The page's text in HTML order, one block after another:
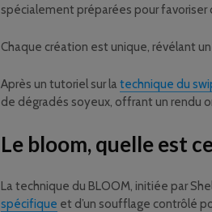
spécialement préparées pour
Chaque création est unique, révélant
Après un tutoriel sur la technique du
de dégradés soyeux, offrant un rendu
Le bloom, quelle est
La technique du BLOOM, initiée par
spécifique et d’un soufflage contrôlé